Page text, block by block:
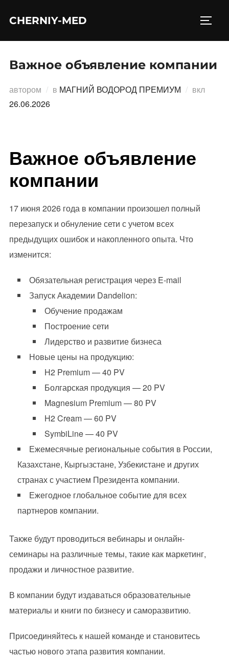
CHERNIY-MED
Важное объявление компании
автором в МАГНИЙ ВОДОРОД ПРЕМИУМ вкл
26.06.2026
Важное объявление
компании
17 июня 2026 года в компании произошел полный
перезапуск и обнуление сети с учетом всех
предыдущих ошибок и накопленного опыта. Что
изменится:
Обязательная регистрация через E-mail
Запуск Академии Dandelion:
Обучение продажам
Построение сети
Лидерство и развитие бизнеса
Новые цены на продукцию:
H2 Premium — 40 PV
Болгарская продукция — 20 PV
Magnesium Premium — 80 PV
H2 Cream — 60 PV
SymbiLine — 40 PV
Ежемесячные региональные события в России,
Казахстане, Кыргызстане, Узбекистане и других
странах с участием Президента компании.
Ежегодное глобальное событие для всех
партнеров компании.
Также будут проводиться вебинары и онлайн-
семинары на различные темы, такие как маркетинг,
продажи и личностное развитие.
В компании будут издаваться образовательные
материалы и книги по бизнесу и саморазвитию.
Присоединяйтесь к нашей команде и становитесь
частью нового этапа развития компании.